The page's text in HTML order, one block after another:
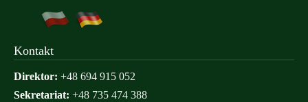
Kontakt
Direktor: +48 694 915 052
Sekretariat: +48 735 474 388